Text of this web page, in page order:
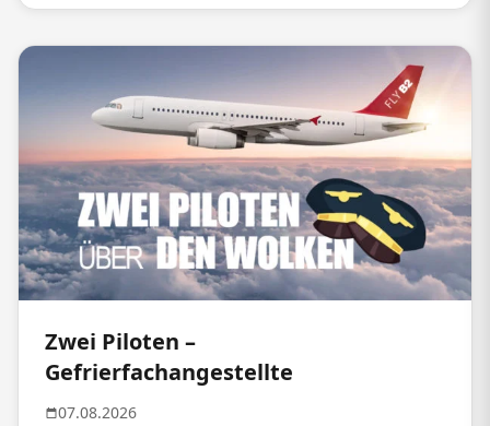
Zwei Piloten –
Gefrierfachangestellte
07.08.2026